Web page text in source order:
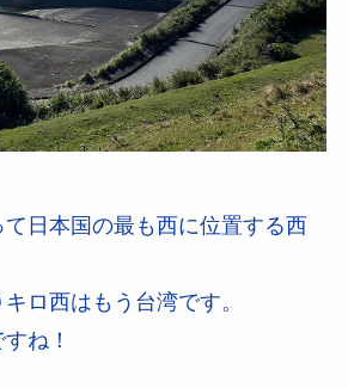
日本国の最も西に位置する西
ロ西はもう台湾です。
ね！